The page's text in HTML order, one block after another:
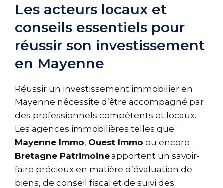
Les acteurs locaux et
conseils essentiels pour
réussir son investissement
en Mayenne
Réussir un investissement immobilier en
Mayenne nécessite d’être accompagné par
des professionnels compétents et locaux.
Les agences immobilières telles que
Mayenne Immo, Ouest Immo ou encore
Bretagne Patrimoine apportent un savoir-
faire précieux en matière d’évaluation de
biens, de conseil fiscal et de suivi des